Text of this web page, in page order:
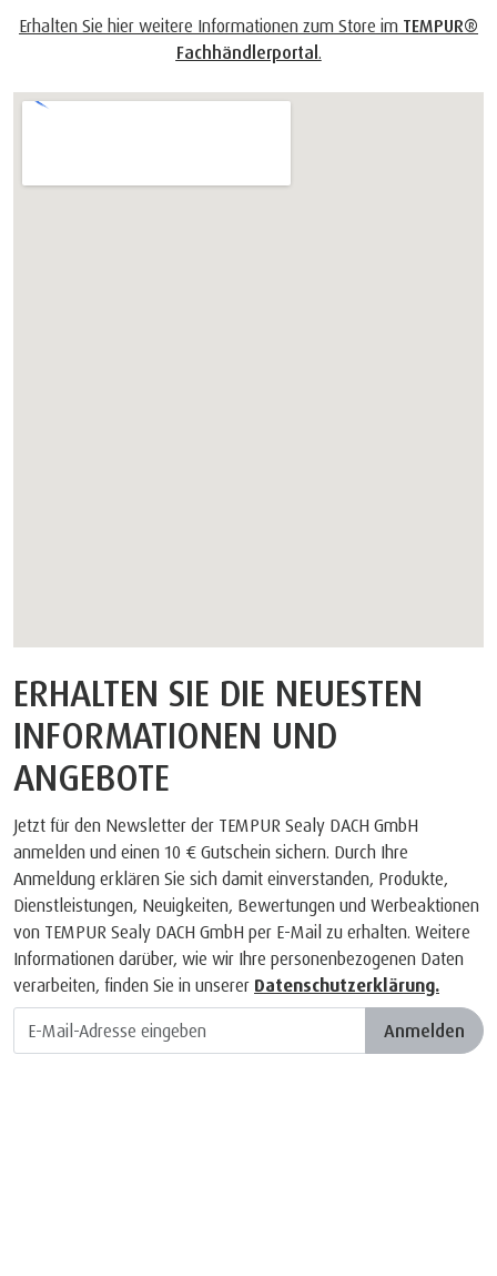
Erhalten Sie hier weitere Informationen zum Store im TEMPUR®
Fachhändlerportal .
ERHALTEN SIE DIE NEUESTEN
INFORMATIONEN UND
ANGEBOTE
Jetzt für den Newsletter der TEMPUR Sealy DACH GmbH
anmelden und einen 10 € Gutschein sichern. Durch Ihre
Anmeldung erklären Sie sich damit einverstanden, Produkte,
Dienstleistungen, Neuigkeiten, Bewertungen und Werbeaktionen
von TEMPUR Sealy DACH GmbH per E-Mail zu erhalten. Weitere
Informationen darüber, wie wir Ihre personenbezogenen Daten
verarbeiten, finden Sie in unserer Datenschutzerklärung.
Anmelden